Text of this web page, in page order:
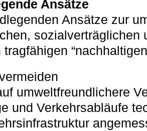
Ansätze
Ansätze zur
sozialverträglichen
umweltfreundlichere
und Verkehrsabläufe